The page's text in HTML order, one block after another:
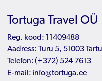
Tortuga Travel OÜ
Reg. kood: 11409488
Aadress: Turu 5, 51003 Tartu
Telefon: (+372) 524 7613
E-mail: info@tortuga.ee